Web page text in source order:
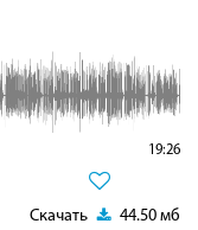
19:26
Скачать
44.50 мб